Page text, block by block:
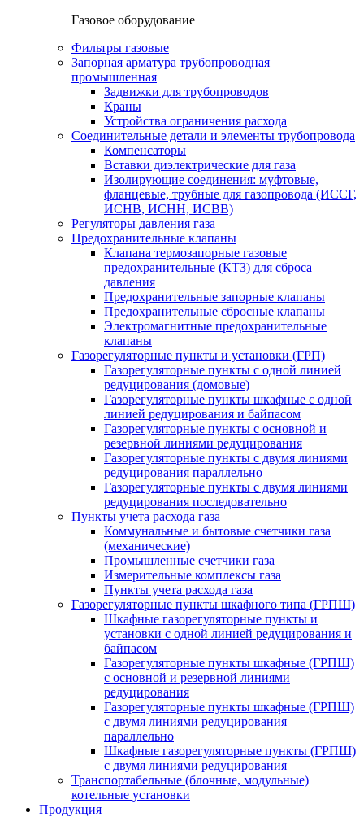
Газовое оборудование
Фильтры газовые
Запорная арматура трубопроводная
промышленная
Задвижки для трубопроводов
Краны
Устройства ограничения расхода
Соединительные детали и элементы трубопровода
Компенсаторы
Вставки диэлектрические для газа
Изолирующие соединения: муфтовые,
фланцевые, трубные для газопровода (ИССГ,
ИСНВ, ИСНН, ИСВВ)
Регуляторы давления газа
Предохранительные клапаны
Клапана термозапорные газовые
предохранительные (КТЗ) для сброса
давления
Предохранительные запорные клапаны
Предохранительные сбросные клапаны
Электромагнитные предохранительные
клапаны
Газорегуляторные пункты и установки (ГРП)
Газорегуляторные пункты с одной линией
редуцирования (домовые)
Газорегуляторные пункты шкафные с одной
линией редуцирования и байпасом
Газорегуляторные пункты с основной и
резервной линиями редуцирования
Газорегуляторные пункты с двумя линиями
редуцирования параллельно
Газорегуляторные пункты с двумя линиями
редуцирования последовательно
Пункты учета расхода газа
Коммунальные и бытовые счетчики газа
(механические)
Промышленные счетчики газа
Измерительные комплексы газа
Пункты учета расхода газа
Газорегуляторные пункты шкафного типа (ГРПШ)
Шкафные газорегуляторные пункты и
установки c одной линией редуцирования и
байпасом
Газорегуляторные пункты шкафные (ГРПШ)
с основной и резервной линиями
редуцирования
Газорегуляторные пункты шкафные (ГРПШ)
с двумя линиями редуцирования
параллельно
Шкафные газорегуляторные пункты (ГРПШ)
c двумя линиями редуцирования
Транспортабельные (блочные, модульные)
котельные установки
Продукция